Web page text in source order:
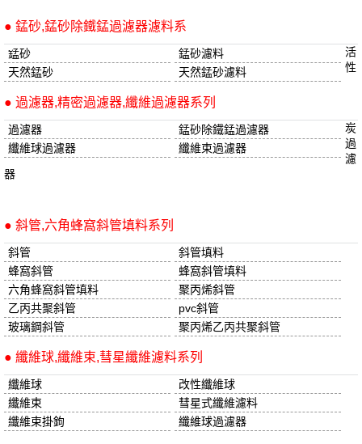
● 錳砂,錳砂除鐵錳過濾器濾料系
錳砂
錳砂濾料
天然錳砂
天然錳砂濾料
● 過濾器,精密過濾器,纖維過濾器系列
過濾器
錳砂除鐵錳過濾器
纖維球過濾器
纖維束過濾器
活
性
炭
過
濾
器
● 斜管,六角蜂窩斜管填料系列
斜管
斜管填料
蜂窩斜管
蜂窩斜管填料
六角蜂窩斜管填料
聚丙烯斜管
乙丙共聚斜管
pvc斜管
玻璃鋼斜管
聚丙烯乙丙共聚斜管
● 纖維球,纖維束,彗星纖維濾料系列
纖維球
改性纖維球
纖維束
彗星式纖維濾料
纖維束掛鉤
纖維球過濾器